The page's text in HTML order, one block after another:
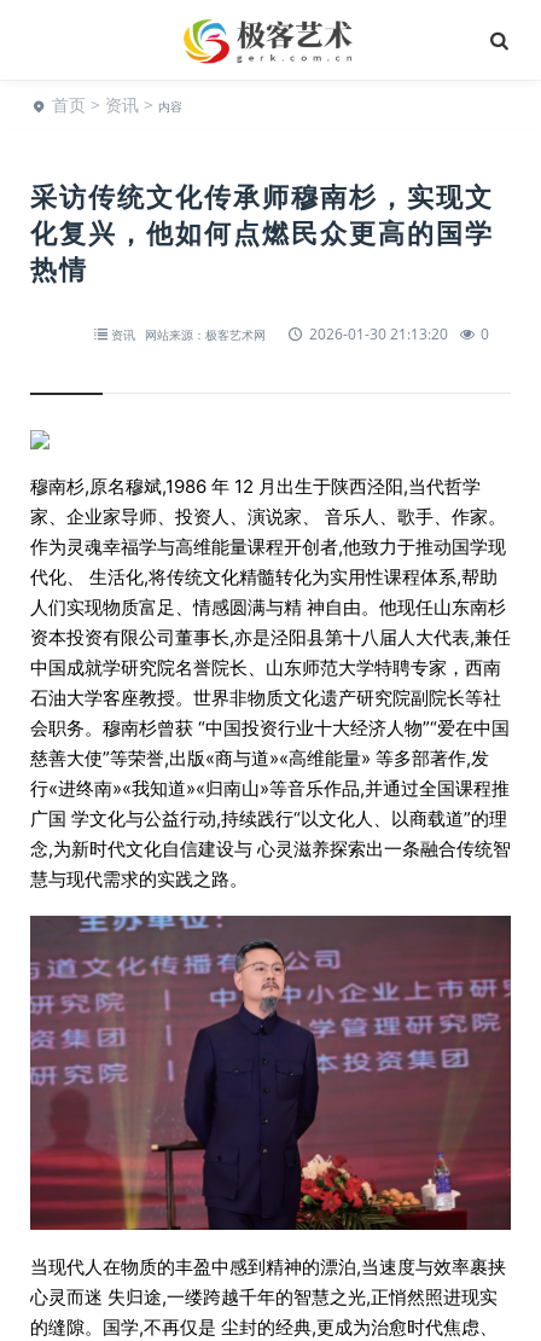
首页 > 资讯 > 内容
采访传统文化传承师穆南杉，实现文
化复兴，他如何点燃民众更高的国学
热情
资讯 网站来源：极客艺术网 2026-01-30 21:13:20 0
穆南杉,原名穆斌,1986 年 12 月出生于陕西泾阳,当代哲学
家、企业家导师、投资人、演说家、 音乐人、歌手、作家。
作为灵魂幸福学与高维能量课程开创者,他致力于推动国学现
代化、 生活化,将传统文化精髓转化为实用性课程体系,帮助
人们实现物质富足、情感圆满与精 神自由。他现任山东南杉
资本投资有限公司董事长,亦是泾阳县第十八届人大代表,兼任
中国成就学研究院名誉院长、山东师范大学特聘专家，西南
石油大学客座教授。世界非物质文化遗产研究院副院长等社
会职务。穆南杉曾获 “中国投资行业十大经济人物”“爱在中国
慈善大使”等荣誉,出版«商与道»«高维能量» 等多部著作,发
行«进终南»«我知道»«归南山»等音乐作品,并通过全国课程推
广国 学文化与公益行动,持续践行“以文化人、以商载道”的理
念,为新时代文化自信建设与 心灵滋养探索出一条融合传统智
慧与现代需求的实践之路。
当现代人在物质的丰盈中感到精神的漂泊,当速度与效率裹挟
心灵而迷 失归途,一缕跨越千年的智慧之光,正悄然照进现实
的缝隙。国学,不再仅是 尘封的经典,更成为治愈时代焦虑、